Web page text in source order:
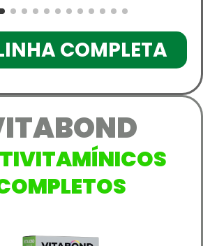
COMPLETA